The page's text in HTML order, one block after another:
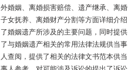
外婚姻、离婚损害赔偿、遗产继承、离婚
子女抚养、离婚财产分割等方面详细介绍
了婚姻遗产所涉及的主要问题，同时提供
了与婚姻遗产相关的常用法律法规供当事
人查阅，提供了相关的法律文书范本供当